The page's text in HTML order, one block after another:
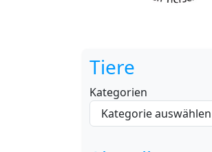
Tiere
Kategorien